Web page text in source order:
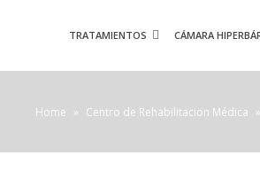
TRATAMIENTOS CÁMARA
Home » Centro de Rehabilitacion Médica »